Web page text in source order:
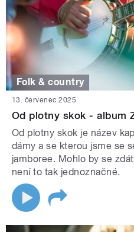
Folk & country
13. červenec 2025
Od plotny skok - album
Od plotny skok je název
dámy a se kterou jsme se
jamboree. Mohlo by se
není to tak jednoznačné.